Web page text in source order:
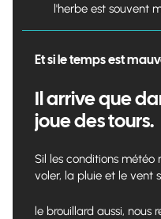
l'herbe est souvent
Et si le temps est
Il arrive que
joue des tours.
Sil les conditions
voler, la pluie et le vent
le brouillard aussi, nous